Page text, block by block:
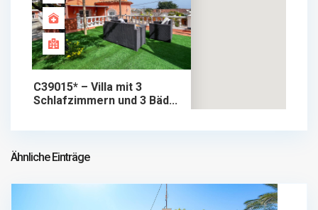
535.000 €
C39015* – Villa mit 3
Schlafzimmern und 3 Bäd...
535.000 €
Ähnliche Einträge